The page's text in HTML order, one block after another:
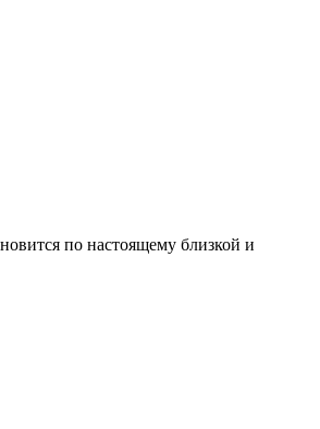
по настоящему близкой и